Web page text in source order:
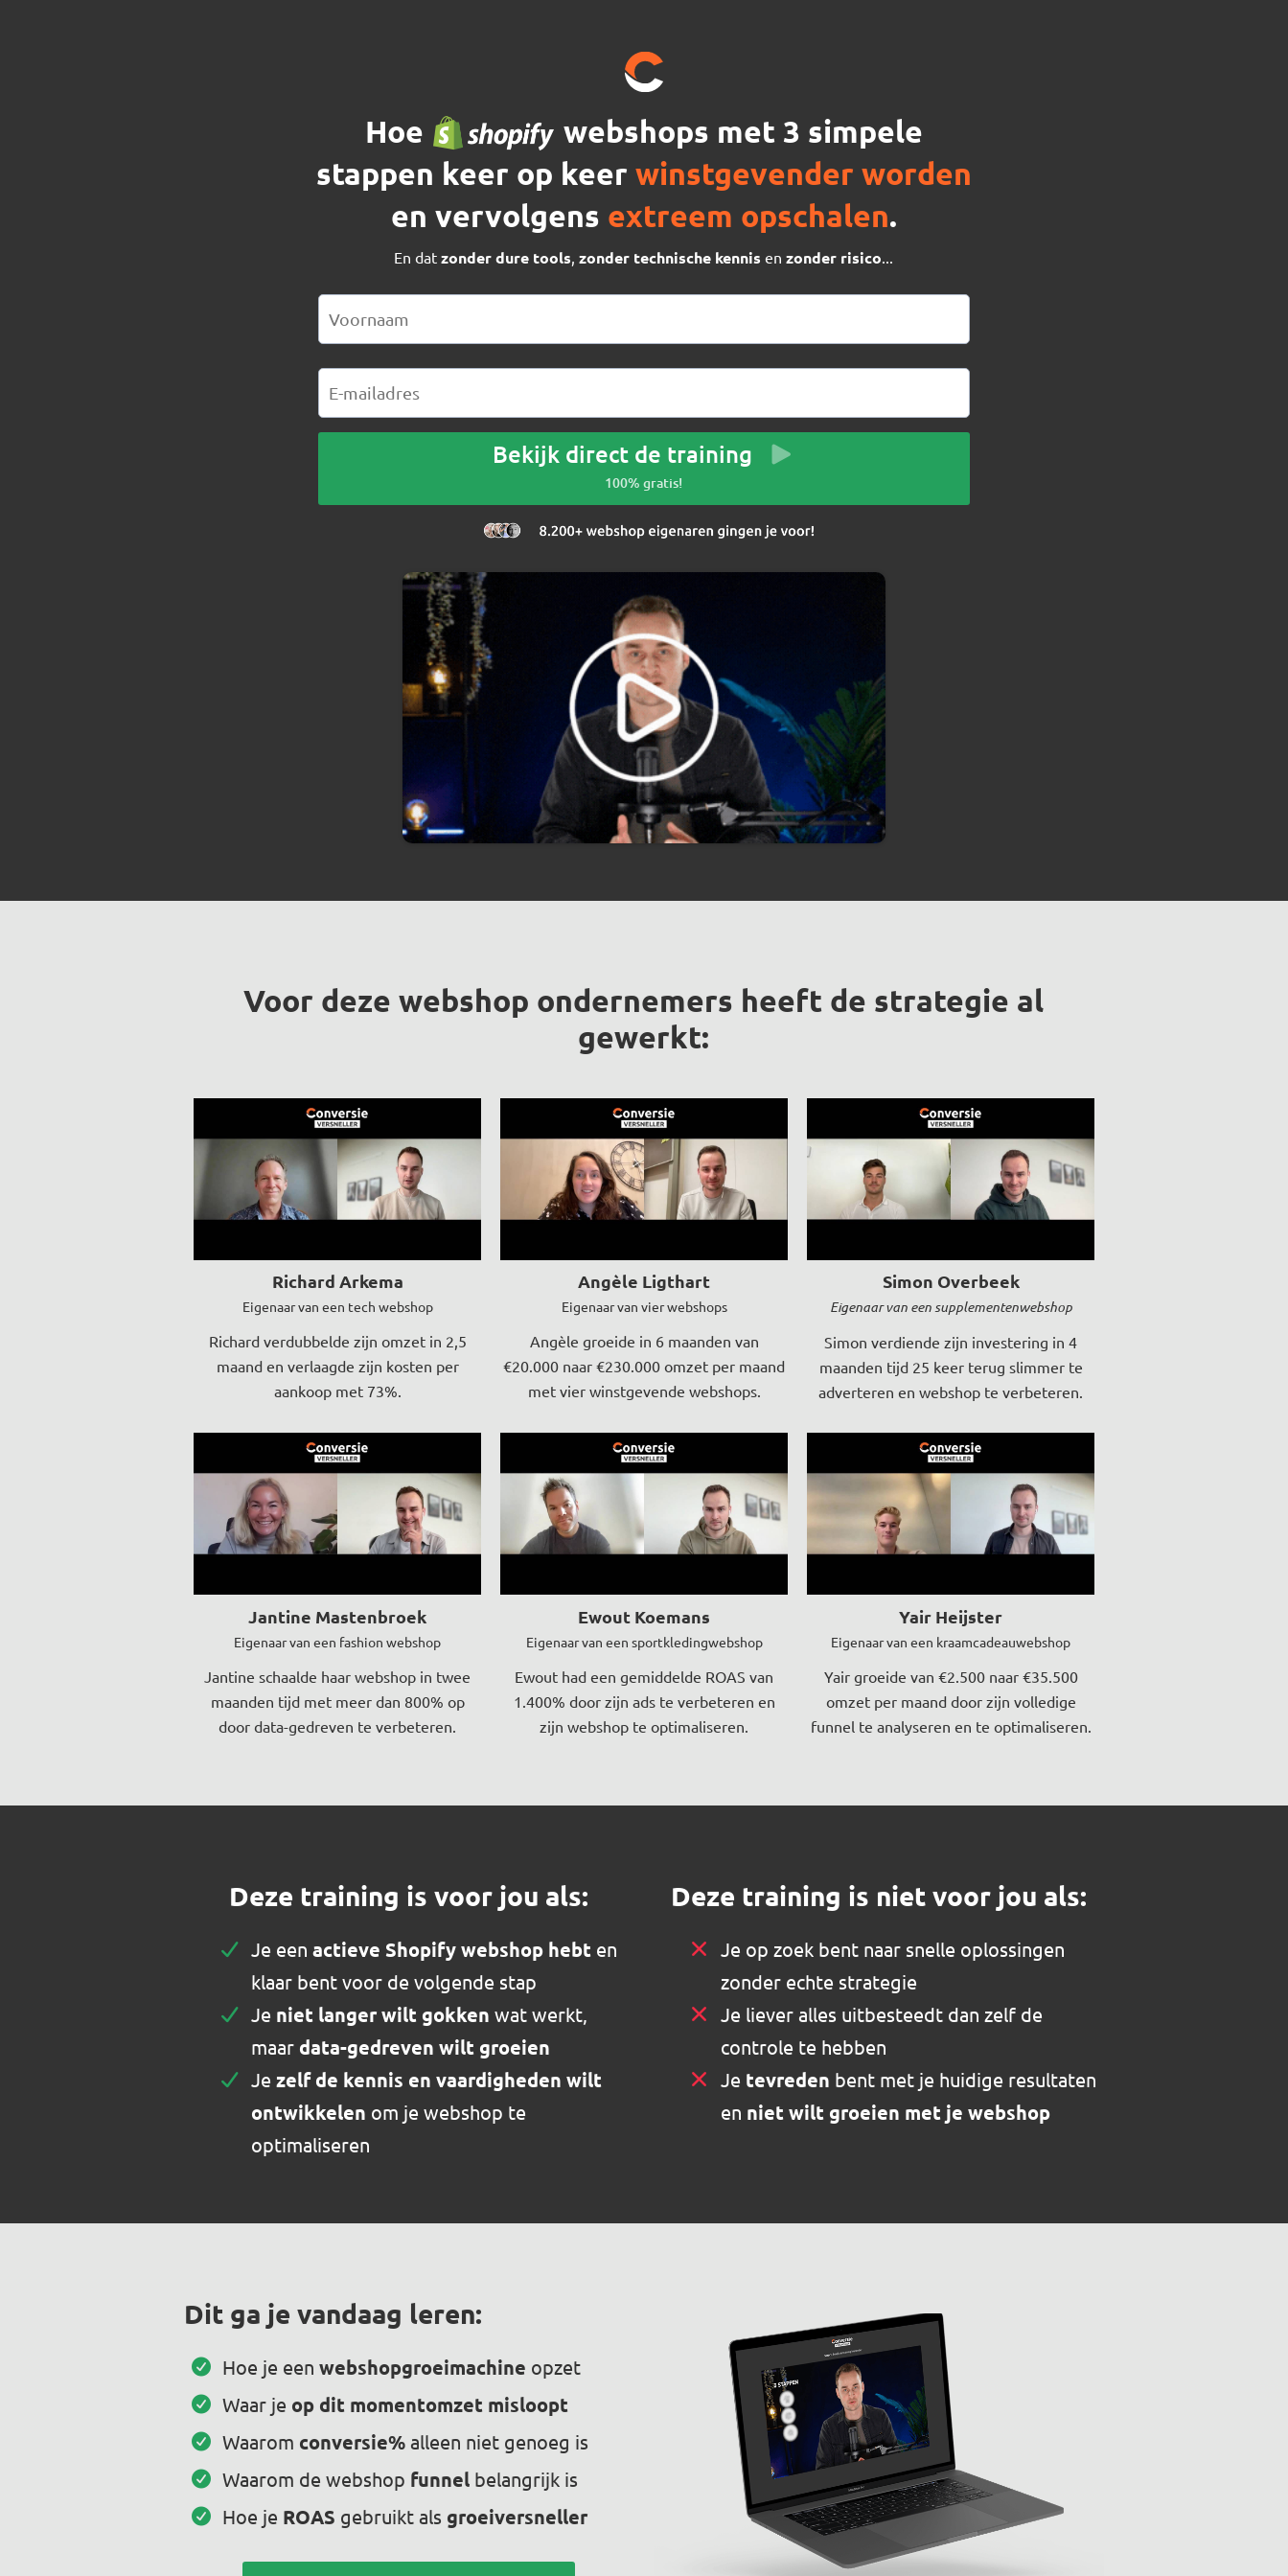
Hoe
webshops met 3 simpele
stappen keer op keer winstgevender worden
en vervolgens extreem opschalen.
En datzonder dure tools, zonder technische kennis enzonder risico...
Bekijk direct de training
100% gratis!
Voor deze webshop ondernemers heeft de strategie al
gewerkt:
Richard Arkema
Eigenaar van een tech webshop
Richard verdubbelde zijn omzet in 2,5
maand en verlaagde zijn kosten per
aankoop met 73%.
Angèle Ligthart
Eigenaar van vier webshops
Angèle groeide in 6 maanden van
€20.000 naar €230.000 omzet per maand
met vier winstgevende webshops.
Simon Overbeek
Eigenaar van een supplementenwebshop
Simon verdiende zijn investering in 4
maanden tijd 25 keer terug slimmer te
adverteren en webshop te verbeteren.
Jantine Mastenbroek
Eigenaar van een fashion webshop
Jantine schaalde haar webshop in twee
maanden tijd met meer dan 800% op
door data-gedreven te verbeteren.
Ewout Koemans
Eigenaar van een sportkledingwebshop
Ewout had een gemiddelde ROAS van
1.400% door zijn ads te verbeteren en
zijn webshop te optimaliseren.
Yair Heijster
Eigenaar van een kraamcadeauwebshop
Yair groeide van €2.500 naar €35.500
omzet per maand door zijn volledige
funnel te analyseren en te optimaliseren.
Deze training is voor jou als:
Je een actieve Shopify webshop hebt en
klaar bent voor de volgende stap
Je niet langer wilt gokken wat werkt,
maar data-gedreven wilt groeien
Je zelf de kennis en vaardigheden wilt
ontwikkelen om je webshop te
optimaliseren
Deze training is niet voor jou als:
Je op zoek bent naar snelle oplossingen
zonder echte strategie
Je liever alles uitbesteedt dan zelf de
controle te hebben
Je tevreden bent met je huidige resultaten
en niet wilt groeien met je webshop
Dit ga je vandaag leren:
Hoe je een webshopgroeimachine opzet
Waar je op dit momentomzet misloopt
Waarom conversie% alleen niet genoeg is
Waarom de webshop funnel belangrijk is
Hoe je ROAS gebruikt als groeiversneller